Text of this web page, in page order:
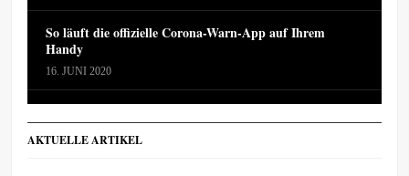
So läuft die offizielle Corona-Warn-App auf Ihrem
Handy
16. JUNI 2020
AKTUELLE ARTIKEL